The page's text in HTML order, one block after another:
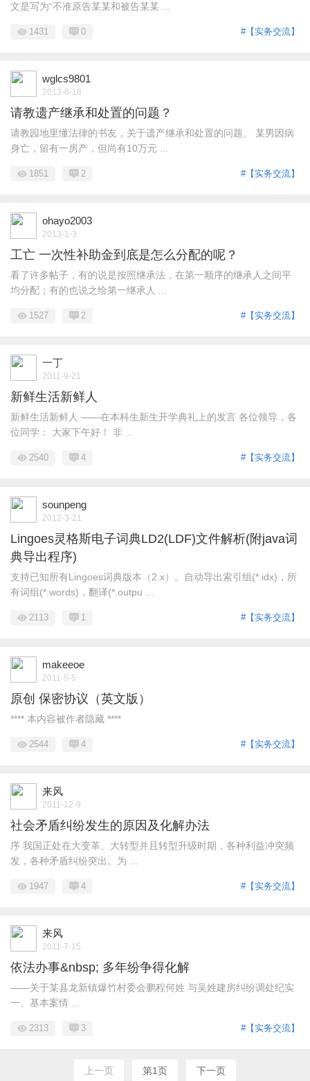
文是写为“不准原告某某和被告某某 ...
#【实务交流】
1431 0
wglcs9801
2013-6-18
请教遗产继承和处置的问题？
请教园地里懂法律的书友，关于遗产继承和处置的问题。 某男因病
身亡，留有一房产，但尚有10万元 ...
#【实务交流】
1851 2
ohayo2003
2013-1-3
工亡 一次性补助金到底是怎么分配的呢？
看了许多帖子，有的说是按照继承法，在第一顺序的继承人之间平
均分配；有的也说之给第一继承人 ...
#【实务交流】
1527 2
一丁
2011-9-21
新鲜生活新鲜人
新鲜生活新鲜人 ——在本科生新生开学典礼上的发言 各位领导，各
位同学： 大家下午好！ 非 ...
#【实务交流】
2540 4
sounpeng
2012-3-21
Lingoes灵格斯电子词典LD2(LDF)文件解析(附java词
典导出程序)
支持已知所有Lingoes词典版本（2.x）。自动导出索引组(*.idx)，所
有词组(*.words)，翻译(*.outpu ...
#【实务交流】
2113 1
makeeoe
2011-5-5
原创 保密协议（英文版）
**** 本内容被作者隐藏 ****
#【实务交流】
2544 4
来风
2011-12-9
社会矛盾纠纷发生的原因及化解办法
序 我国正处在大变革、大转型并且转型升级时期，各种利益冲突频
发，各种矛盾纠纷突出。为 ...
#【实务交流】
1947 4
来风
2011-7-15
依法办事&nbsp; 多年纷争得化解
——关于某县龙新镇爆竹村委会鹏程何姓 与吴姓建房纠纷调处纪实
一、基本案情 ...
#【实务交流】
2313 3
上一页 第1页 下一页